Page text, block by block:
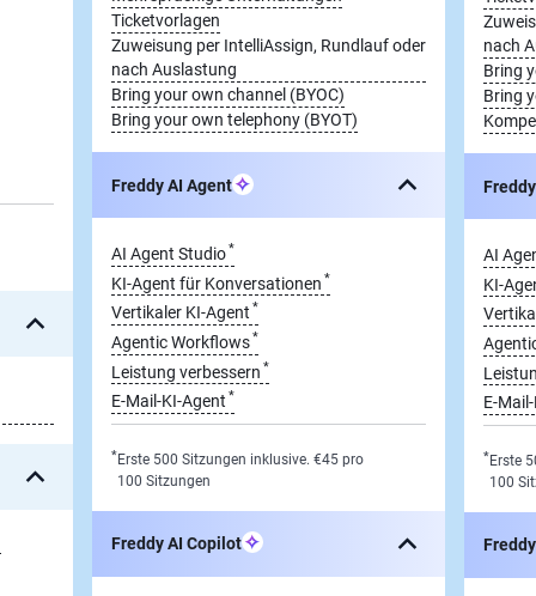
Ticketvorlagen
Zuweisung per IntelliAssign, Rundlauf oder
nach Auslastung
Bring your own channel (BYOC)
Bring your own telephony (BYOT)
Freddy AI Agent
AI Agent Studio*
KI-Agent für Konversationen *
Vertikaler KI-Agent *
Agentic Workflows*
Leistung verbessern *
E-Mail-KI-Agent *
* Erste 500 Sitzungen inklusive. €45pro
100 Sitzungen
Freddy AI Copilot
nach
Bring
Bring
AI
KI-
E-
* Erste
100